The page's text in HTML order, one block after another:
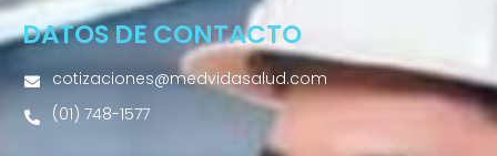
DATOS DE CONTACTO
cotizaciones@medvidasalud.com
(01) 748-1577